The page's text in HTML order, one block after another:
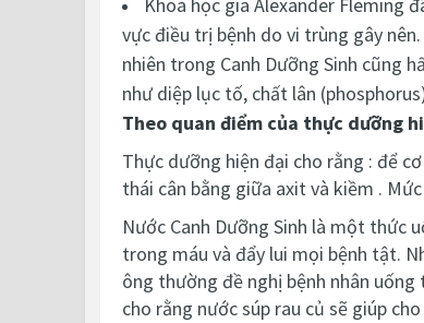
Khoa học gia Alexander Fleming
vực điều trị bệnh do vi trùng gây
nhiên trong Canh Dưỡng Sinh cũng
như diệp lục tố, chất lân
Theo quan điểm của thực dưỡng
Thực dưỡng hiện đại cho rằng : để
thái cân bằng giữa axit và kiềm .
Nước Canh Dưỡng Sinh là một thức
trong máu và đẩy lui mọi bệnh tật.
ông thường đề nghị bệnh nhân
cho rằng nước súp rau củ sẽ giúp